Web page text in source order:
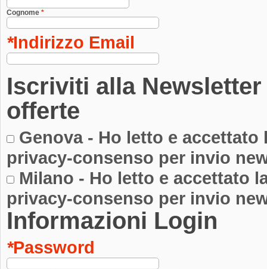
Cognome *
*Indirizzo Email
Iscriviti alla
offerte
Genova - Ho letto e
privacy-consenso per invio
Milano - Ho letto e accettato
privacy-consenso per invio
Informazioni Login
*Password